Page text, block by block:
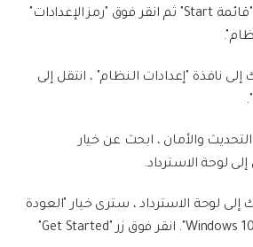
Windows 10 ، انتقل إلى "قائمة Start" ثم انقر فوق "رمز الإعدادات"
نافذة "إعدادات النظام" ، انتقل إلى
والأمان ، ابحث عن خيار
إلى لوحة الاسترداد ، سترى خيار "العودة
إلى الإصدار السابق من Windows 10". انقر فوق زر "Get Started"